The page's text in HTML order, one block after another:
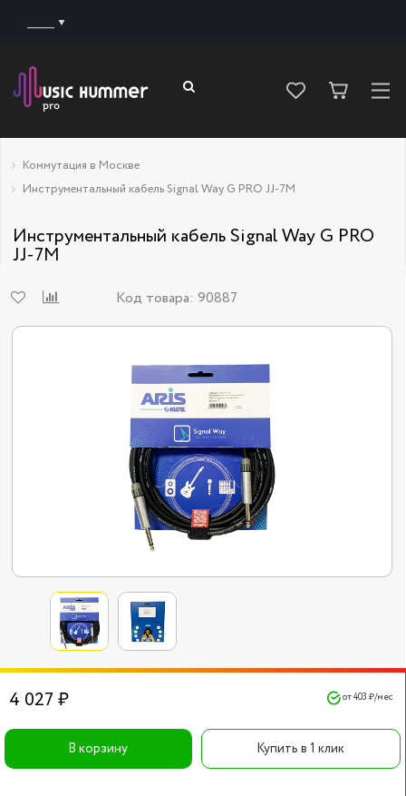
Коммутация в Москве
Инструментальный кабель Signal Way G PRO JJ-7M
Инструментальный кабель Signal Way G PRO
JJ-7M
Код товара: 90887
4 027 ₽ от 403 ₽/мес
В корзину Купить в 1 клик